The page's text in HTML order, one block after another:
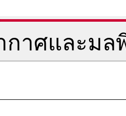
าศและมล